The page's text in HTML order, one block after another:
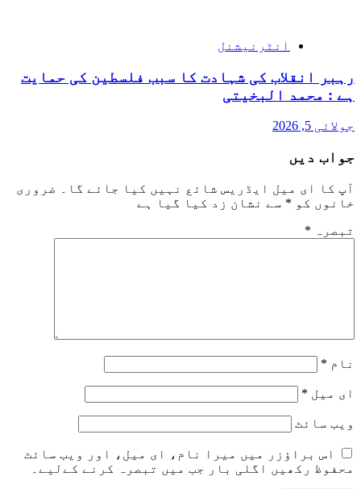
انٹرنیشنل
رہبر انقلاب کی شہادت کا سبب فلسطین کی حمایت
ہے : محمد البخیتی
جولائی 5, 2026
جواب دیں
آپ کا ای میل ایڈریس شائع نہیں کیا جائے گا۔
ضروری
خانوں کو * سے نشان زد کیا گیا ہے
تبصرہ *
نام *
ای میل *
ویب‌ سائٹ
اس براؤزر میں میرا نام، ای میل، اور ویب سائٹ
محفوظ رکھیں اگلی بار جب میں تبصرہ کرنے کےلیے۔